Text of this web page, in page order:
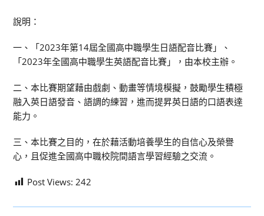
說明：
一、「2023年第14屆全國高中職學生日語配音比賽」、
「2023年全國高中職學生英語配音比賽」，由本校主辦。
二、本比賽期望藉由戲劇、動畫等情境模擬，鼓勵學生積極
融入英日語發音、語調的練習，進而提昇英日語的口語表達
能力。
三、本比賽之目的，在於藉活動培養學生的自信心及榮譽
心，且促進全國高中職校院間語言學習經驗之交流。
Post Views: 242